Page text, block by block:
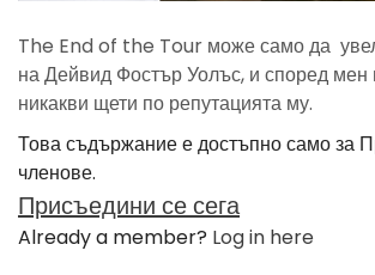
The End of the Tour може само да
на Дейвид Фостър Уолъс, и според мен
никакви щети по репутацията му.
Това съдържание е достъпно само за
членове.
Присъедини се сега
Already a member? Log in here